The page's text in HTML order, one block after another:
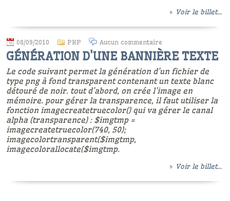
Voir le billet...
08/09/2010 PHP Aucun commentaire
GÉNÉRATION D'UNE BANNIÈRE TEXTE
Le code suivant permet la génération d'un fichier de
type png à fond transparent contenant un texte blanc
détouré de noir. tout d'abord, on crée l'image en
mémoire. pour gérer la transparence, il faut utiliser la
fonction imagecreatetruecolor() qui va gérer le canal
alpha (transparence) : $imgtmp =
imagecreatetruecolor(740, 50);
imagecolortransparent($imgtmp,
imagecolorallocate($imgtmp.
Voir le billet...